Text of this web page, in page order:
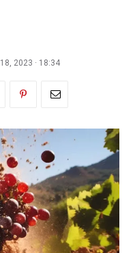
2023 · 18:34